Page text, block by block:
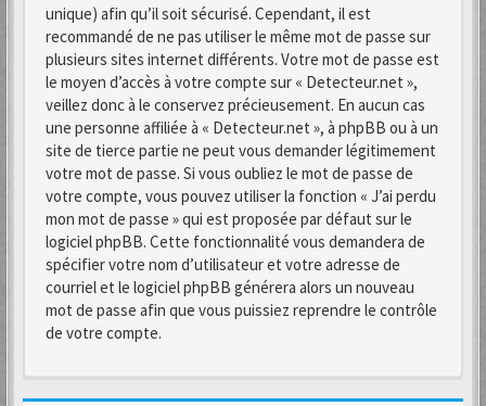
unique) afin qu’il soit sécurisé. Cependant, il est
recommandé de ne pas utiliser le même mot de passe sur
plusieurs sites internet différents. Votre mot de passe est
le moyen d’accès à votre compte sur « Detecteur.net »,
veillez donc à le conservez précieusement. En aucun cas
une personne affiliée à « Detecteur.net », à phpBB ou à un
site de tierce partie ne peut vous demander légitimement
votre mot de passe. Si vous oubliez le mot de passe de
votre compte, vous pouvez utiliser la fonction « J’ai perdu
mon mot de passe » qui est proposée par défaut sur le
logiciel phpBB. Cette fonctionnalité vous demandera de
spécifier votre nom d’utilisateur et votre adresse de
courriel et le logiciel phpBB générera alors un nouveau
mot de passe afin que vous puissiez reprendre le contrôle
de votre compte.